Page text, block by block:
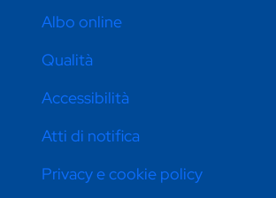
Albo online
Qualità
Accessibilità
Atti di notifica
Privacy e cookie policy